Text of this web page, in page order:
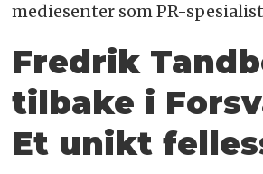
mediesenter som PR-
Fredrik
tilbake i
Et unikt